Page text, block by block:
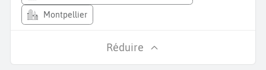
Montpellier
Réduire